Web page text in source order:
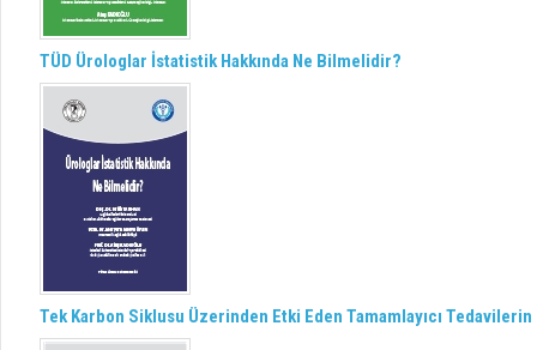
TÜD Ürologlar İstatistik Hakkında Ne Bilmelidir?
Tek Karbon Siklusu Üzerinden Etki Eden Tamamlayıcı